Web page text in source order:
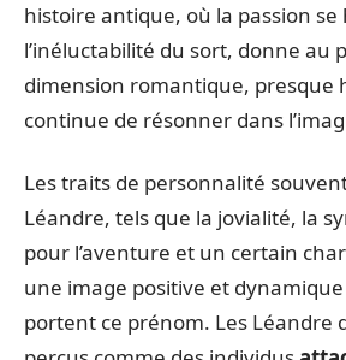
histoire antique, où la passion se
l’inéluctabilité du sort, donne au
dimension romantique, presque
continue de résonner dans
Les traits de personnalité
Léandre, tels que la jovialité, la
pour l’aventure et un certain
une image positive et
portent ce prénom. Les Léandre